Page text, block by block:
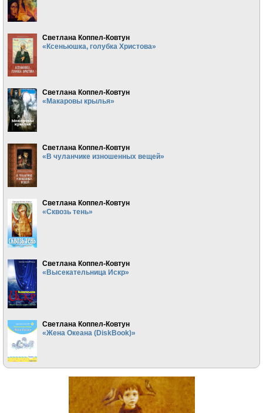
Светлана Коппел-Ковтун
«Ксеньюшка, голубка Христова»
Светлана Коппел-Ковтун
«Макаровы крылья»
Светлана Коппел-Ковтун
«В чуланчике изношенных вещей»
Светлана Коппел-Ковтун
«Сквозь тень»
Светлана Коппел-Ковтун
«Высекательница Искр»
Светлана Коппел-Ковтун
«Жена Океана (DiskBook)»